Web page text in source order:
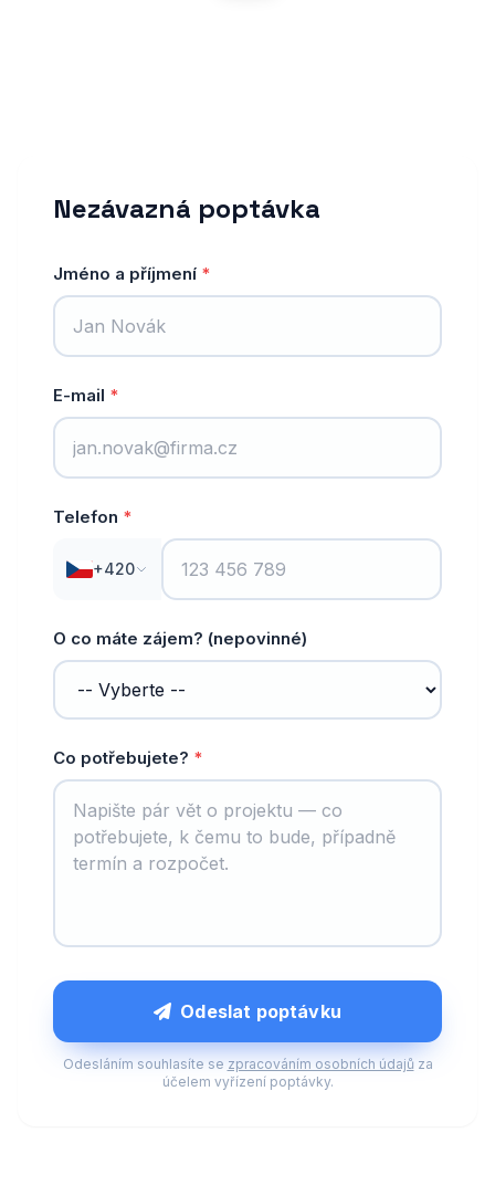
Nezávazná poptávka
Jméno a příjmení *
E-mail *
Telefon *
+420
O co máte zájem? (nepovinné)
Co potřebujete? *
Odeslat poptávku
Odesláním souhlasíte se zpracováním osobních údajů za
účelem vyřízení poptávky.